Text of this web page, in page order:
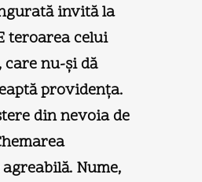
invită la
teroarea celui
care nu-şi dă
providenţa.
din nevoia de
Nume,